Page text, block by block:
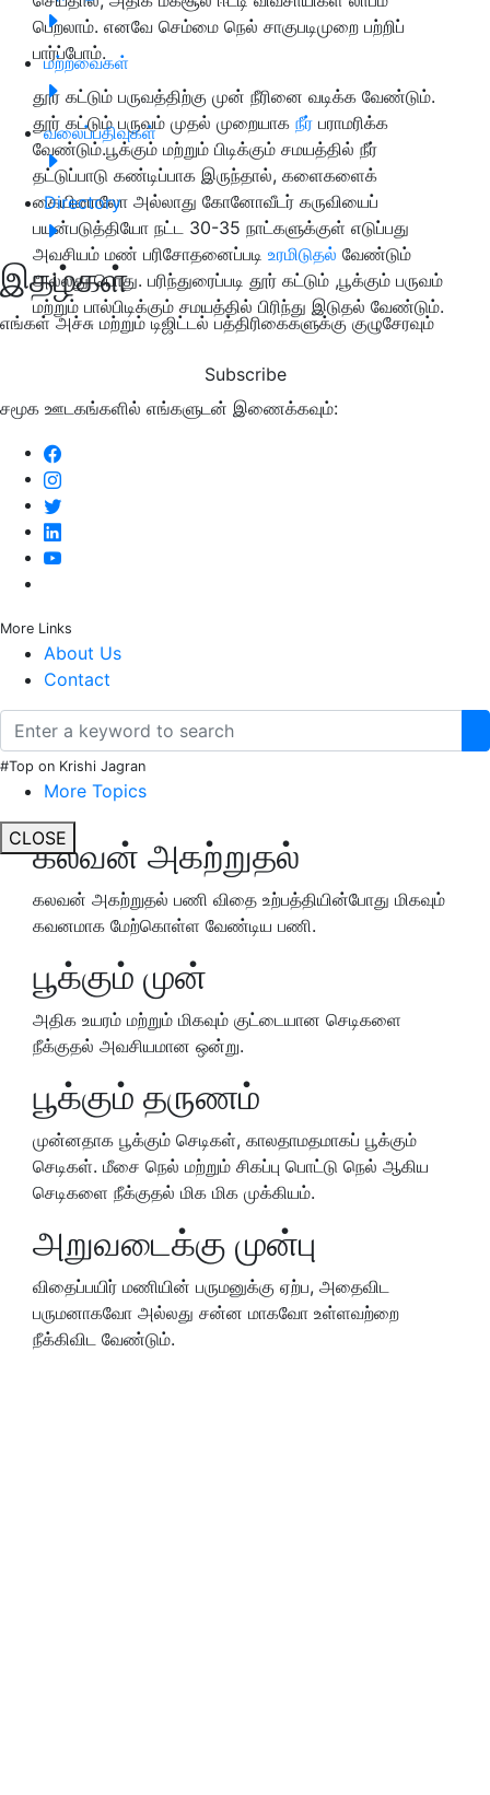
மற்றவைகள்
வலைப்பதிவுகள்
Directory
இதழ்கள்
எங்கள் அச்சு மற்றும் டிஜிட்டல் பத்திரிகைகளுக்கு குழுசேரவும்
Subscribe
சமூக ஊடகங்களில் எங்களுடன் இணைக்கவும்:
More Links
About Us
Contact
#Top on Krishi Jagran
More Topics
CLOSE
பெறலாம். எனவே செம்மை நெல் சாகுபடிமுறை பற்றிப்
பார்ப்போம்.
தூர் கட்டும் பருவத்திற்கு முன் நீரினை வடிக்க வேண்டும்.
தூர் கட்டும் பருவம் முதல் முறையாக நீர் பராமரிக்க
வேண்டும்.பூக்கும் மற்றும் பிடிக்கும் சமயத்தில் நீர்
தட்டுப்பாடு கண்டிப்பாக இருந்தால், களைகளைக்
கையினாலோ அல்லாது கோனோவீடர் கருவியைப்
பயன்படுத்தியோ நட்ட 30-35 நாட்களுக்குள் எடுப்பது
அவசியம் மண் பரிசோதனைப்படி உரமிடுதல் வேண்டும்
அல்லது பொது. பரிந்துரைப்படி தூர் கட்டும் ,பூக்கும் பருவம்
மற்றும் பால்பிடிக்கும் சமயத்தில் பிரிந்து இடுதல் வேண்டும்.
கலவன் அகற்றுதல்
கலவன் அகற்றுதல் பணி விதை உற்பத்தியின்போது மிகவும்
கவனமாக மேற்கொள்ள வேண்டிய பணி.
பூக்கும் முன்
அதிக உயரம் மற்றும் மிகவும் குட்டையான செடிகளை
நீக்குதல் அவசியமான ஒன்று.
பூக்கும் தருணம்
முன்னதாக பூக்கும் செடிகள், காலதாமதமாகப் பூக்கும்
செடிகள். மீசை நெல் மற்றும் சிகப்பு பொட்டு நெல் ஆகிய
செடிகளை நீக்குதல் மிக மிக முக்கியம்.
அறுவடைக்கு முன்பு
விதைப்பயிர் மணியின் பருமனுக்கு ஏற்ப, அதைவிட
பருமனாகவோ அல்லது சன்ன மாகவோ உள்ளவற்றை
நீக்கிவிட வேண்டும்.